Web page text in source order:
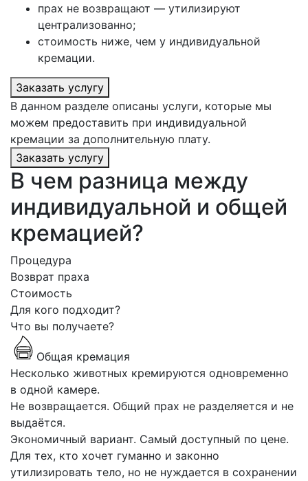
прах не возвращают — утилизируют
централизованно;
стоимость ниже, чем у индивидуальной
кремации.
Заказать услугу
В данном разделе описаны услуги, которые мы
можем предоставить при индивидуальной
кремации за дополнительную плату.
Заказать услугу
В чем разница между
индивидуальной и общей
кремацией?
Процедура
Возврат праха
Стоимость
Для кого подходит?
Что вы получаете?
Общая кремация
Несколько животных кремируются одновременно
в одной камере.
Не возвращается. Общий прах не разделяется и не
выдаётся.
Экономичный вариант. Самый доступный по цене.
Для тех, кто хочет гуманно и законно
утилизировать тело, но не нуждается в сохранении